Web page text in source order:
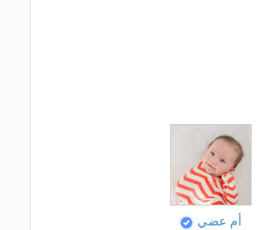
أم عضي